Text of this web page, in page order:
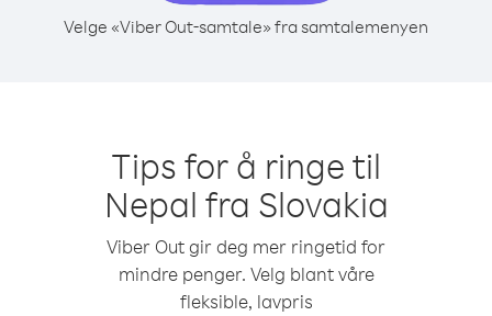
Velge «Viber Out-samtale» fra samtalemenyen
Tips for å ringe til
Nepal fra Slovakia
Viber Out gir deg mer ringetid for
mindre penger. Velg blant våre
fleksible, lavpris